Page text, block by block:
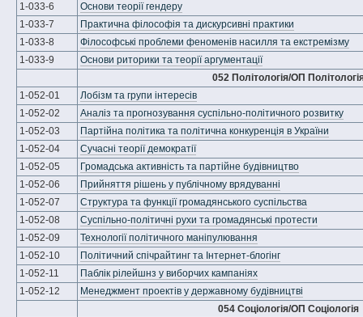
1-033-6
Основи теорії гендеру
1-033-7
Практична філософія та дискурсивні практики
1-033-8
Філософські проблеми феноменів насилля та екстремізму
1-033-9
Основи риторики та теорії аргументації
052 Політологія/ОП
1-052-01
Лобізм та групи інтересів
1-052-02
Аналіз та прогнозування суспільно-політичного розвитку
1-052-03
Партійна політика та політична конкуренція в України
1-052-04
Сучасні теорії демократії
1-052-05
Громадська активність та партійне будівництво
1-052-06
Прийняття рішень у публічному врядуванні
1-052-07
Структура та функції громадянського суспільства
1-052-08
Суспільно-політичні рухи та громадянські протести
1-052-09
Технології політичного маніпулювання
1-052-10
Політичний спічрайтинг та Інтернет-блогінг
1-052-11
Паблік рілейшнз у виборчих кампаніях
1-052-12
Менеджмент проектів у державному будівництві
054 Соціологія/ОП Соціологія